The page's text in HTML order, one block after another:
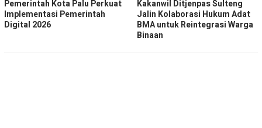
Pemerintah Kota Palu Perkuat
Implementasi Pemerintah
Digital 2026
Kakanwil Ditjenpas Sulteng
Jalin Kolaborasi Hukum Adat
BMA untuk Reintegrasi Warga
Binaan